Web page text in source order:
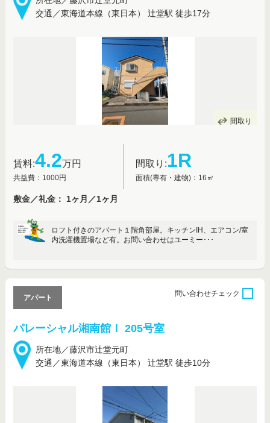
交通／東海道本線（東日本） 辻堂駅 徒歩17分
間取り
賃料:4.2万円
共益費：1000円
間取り:1R
面積(専有・建物)：16㎡
敷金／礼金： 1ヶ月／1ヶ月
ロフト付きのアパート１階角部屋。キッチンIH、エアコン/室
内洗濯機置場など有。お問い合わせはユーミー･･･
パレーシャル湘南館Ｉ 205号室
所在地／藤沢市辻堂元町
交通／東海道本線（東日本） 辻堂駅 徒歩10分
アパート
問い合わせチェック